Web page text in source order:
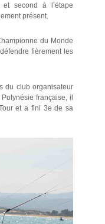
second à l’étape
présent.
du Monde
fièrement les
du club organisateur
française, il
et a fini 3e de sa